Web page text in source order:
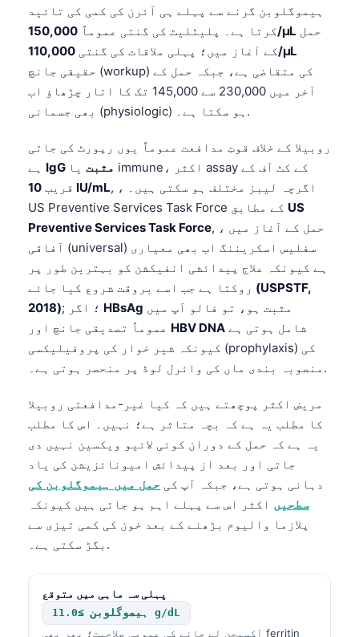
ہیموگلوبن گرنے سے پہلے ہی آئرن کی کمی کی تائید
کرتا ہے۔ پلیٹلیٹ کی گنتی عموماً150,000/µL
کے آغاز میں؛ پہلی ملاقات کی گنتی110,000/µL
حقیقی جانچ (workup) کی متقاضی ہے، جبکہ حمل کے
آخر میں 230,000 سے 145,000 تک کا اتار چڑھاؤ اب
بھی جسمانی (physiologic) ہو سکتا ہے۔.
روبیلا کے خلاف قوتِ مدافعت عموماً یوں رپورٹ کی جاتی
IgG مثبت یا immune، اکثر assay کے کٹ آف کے
قریب 10 IU/mL, ، اگرچہ لیبز مختلف ہو سکتی ہیں۔
US
Preventive Services Task Force, ، حمل کے آغاز میں
آفاقی (universal) سفلیس اسکریننگ اب بھی معیاری
ہے کیونکہ علاج پیدائشی انفیکشن کو بہترین طور پر
(USPSTF,
2018)
HBsAg
HBV DNA
کیونکہ شیر خوار کی پروفیلیکسی (prophylaxis) کی
منصوبہ بندی ماں کی وائرل لوڈ پر منحصر ہوتی ہے۔.
مریض اکثر پوچھتے ہیں کہ کیا غیر-مدافعتی روبیلا
کا مطلب یہ ہے کہ بچہ متاثر ہے؛ نہیں۔ اس کا مطلب
یہ ہے کہ حمل کے دوران کوئی لائیو ویکسین نہیں دی
جاتی اور بعد از پیدائش امیونائزیشن کی یاد
دہانی ہوتی ہے، جبکہ آپ کی حمل میں ہیموگلوبن کی
سطحیں اکثر اس سے پہلے اہم ہو جاتی ہیں کیونکہ
پلازما والیوم بڑھنے کے بعد خون کی کمی تیزی سے
بگڑ سکتی ہے۔.
پہلی سہ ماہی میں متوقع
ہیموگلوبن ≥11.0 g/dL
آکسیجن لے جانے کی عمومی صلاحیت؛ پھر بھی ferritin